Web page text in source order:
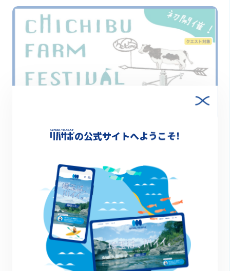
2025.01.18（土）10:00～16:00 / 01.19（日）10:0
CHICHIBU FARM FESTIVAL
クエスト対象 秩父市
1
の公式サイトへようこそ!